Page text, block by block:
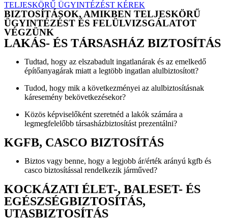
TELJESKÖRŰ ÜGYINTÉZÉST KÉREK
BIZTOSÍTÁSOK, AMIKBEN TELJESKÖRŰ
ÜGYINTÉZÉST ÉS FELÜLVIZSGÁLATOT
VÉGZÜNK
LAKÁS- ÉS TÁRSASHÁZ BIZTOSÍTÁS
Tudtad, hogy az elszabadult ingatlanárak és az emelkedő
építőanyagárak miatt a legtöbb ingatlan alulbiztosított?
Tudod, hogy mik a következményei az alulbiztosításnak
káresemény bekövetkezésekor?
Közös képviselőként szeretnéd a lakók számára a
legmegfelelőbb társasházbiztosítást prezentálni?
KGFB, CASCO BIZTOSÍTÁS
Biztos vagy benne, hogy a legjobb ár/érték arányú kgfb és
casco biztosítással rendelkezik járműved?
KOCKÁZATI ÉLET-, BALESET- ÉS
EGÉSZSÉGBIZTOSÍTÁS,
UTASBIZTOSÍTÁS